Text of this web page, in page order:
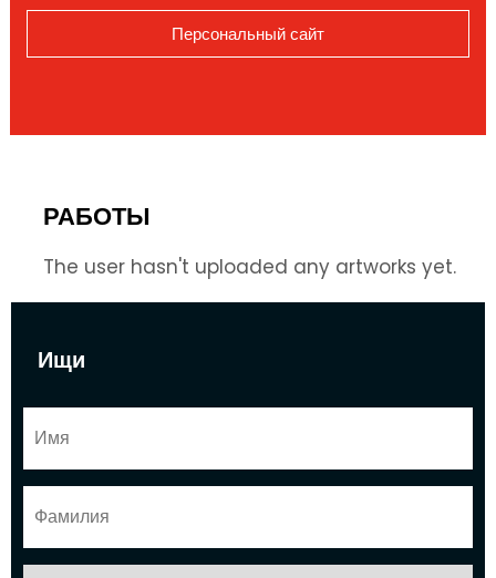
Ищи
Персональный сайт
РАБОТЫ
The user hasn't uploaded any artworks yet.